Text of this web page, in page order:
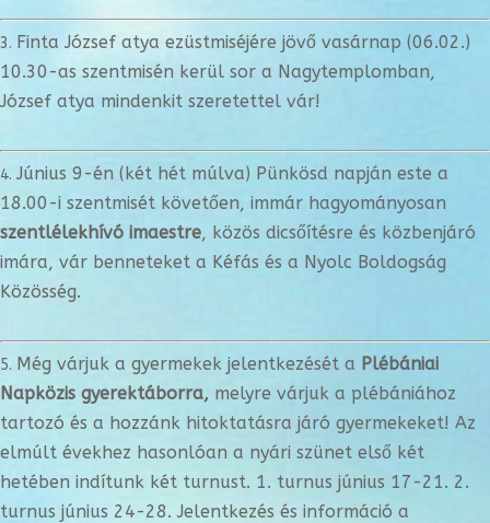
Finta József atya ezüstmiséjére jövő vasárnap (06.02.)
10.30-as szentmisén kerül sor a Nagytemplomban,
József atya mindenkit szeretettel vár!
Június 9-én (két hét múlva) Pünkösd napján este a
18.00-i szentmisét követően, immár hagyományosan
szentlélekhívó imaestre, közös dicsőítésre és közbenjáró
imára, vár benneteket a Kéfás és a Nyolc Boldogság
Közösség.
Még várjuk a gyermekek jelentkezését a Plébániai
Napközis gyerektáborra, melyre várjuk a plébániához
tartozó és a hozzánk hitoktatásra járó gyermekeket! Az
elmúlt évekhez hasonlóan a nyári szünet első két
hetében indítunk két turnust. 1. turnus június 17-21. 2.
turnus június 24-28. Jelentkezés és információ a